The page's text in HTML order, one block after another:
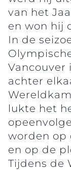
van het
en won hij
In de
Vancouver
achter
lukte het
worden op
en op de
Tijdens de